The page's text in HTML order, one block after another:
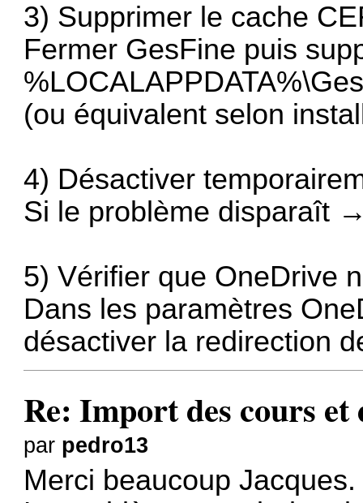
3) Supprimer le cache
Fermer GesFine puis
(ou équivalent selon
4) Désactiver
Si le problème disparaît
5) Vérifier que OneDrive
Dans les paramètres
désactiver la redirection
Re: Import des cours
par pedro13
Merci beaucoup Jacques.